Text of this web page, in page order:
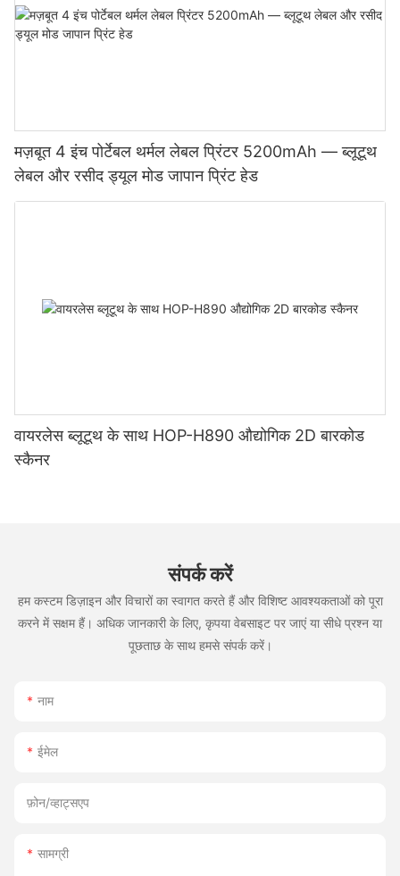
मज़बूत 4 इंच पोर्टेबल थर्मल लेबल प्रिंटर 5200mAh — ब्लूटूथ
लेबल और रसीद ड्यूल मोड जापान प्रिंट हेड
वायरलेस ब्लूटूथ के साथ HOP-H890 औद्योगिक 2D बारकोड
स्कैनर
संपर्क करें
हम कस्टम डिज़ाइन और विचारों का स्वागत करते हैं और विशिष्ट आवश्यकताओं को पूरा
करने में सक्षम हैं। अधिक जानकारी के लिए, कृपया वेबसाइट पर जाएं या सीधे प्रश्न या
पूछताछ के साथ हमसे संपर्क करें।
नाम
ईमेल
फ़ोन/व्हाट्सएप
सामग्री